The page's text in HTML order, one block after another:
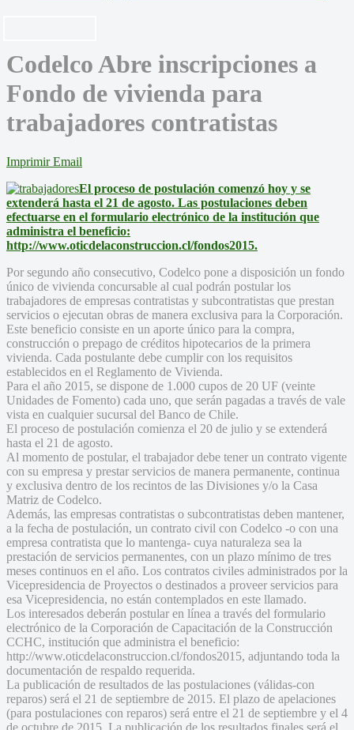
Codelco Abre inscripciones a
Fondo de vivienda para
trabajadores contratistas
Imprimir Email
El proceso de postulación comenzó hoy y se
extenderá hasta el 21 de agosto. Las postulaciones deben
efectuarse en el formulario electrónico de la institución que
administra el beneficio:
http://www.oticdelaconstruccion.cl/fondos2015.
Por segundo año consecutivo, Codelco pone a disposición un fondo
único de vivienda concursable al cual podrán postular los
trabajadores de empresas contratistas y subcontratistas que prestan
servicios o ejecutan obras de manera exclusiva para la Corporación.
Este beneficio consiste en un aporte único para la compra,
construcción o prepago de créditos hipotecarios de la primera
vivienda. Cada postulante debe cumplir con los requisitos
establecidos en el Reglamento de Vivienda.
Para el año 2015, se dispone de 1.000 cupos de 20 UF (veinte
Unidades de Fomento) cada uno, que serán pagadas a través de vale
vista en cualquier sucursal del Banco de Chile.
El proceso de postulación comienza el 20 de julio y se extenderá
hasta el 21 de agosto.
Al momento de postular, el trabajador debe tener un contrato vigente
con su empresa y prestar servicios de manera permanente, continua
y exclusiva dentro de los recintos de las Divisiones y/o la Casa
Matriz de Codelco.
Además, las empresas contratistas o subcontratistas deben mantener,
a la fecha de postulación, un contrato civil con Codelco -o con una
empresa contratista que lo mantenga- cuya naturaleza sea la
prestación de servicios permanentes, con un plazo mínimo de tres
meses continuos en el año. Los contratos civiles administrados por la
Vicepresidencia de Proyectos o destinados a proveer servicios para
esa Vicepresidencia, no están contemplados en este llamado.
Los interesados deberán postular en línea a través del formulario
electrónico de la Corporación de Capacitación de la Construcción
CCHC, institución que administra el beneficio:
http://www.oticdelaconstruccion.cl/fondos2015, adjuntando toda la
documentación de respaldo requerida.
La publicación de resultados de las postulaciones (válidas-con
reparos) será el 21 de septiembre de 2015. El plazo de apelaciones
(para postulaciones con reparos) será entre el 21 de septiembre y el 4
de octubre de 2015. La publicación de los resultados finales será el